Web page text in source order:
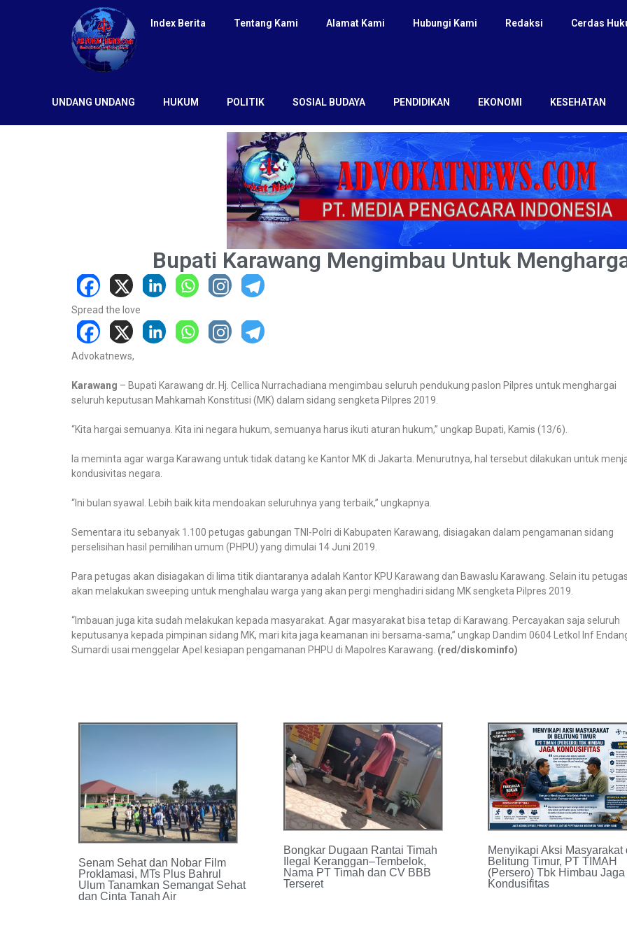
Index Berita Tentang Kami Alamat Kami Hubungi Kami Redaksi Cerdas
UNDANG UNDANG HUKUM POLITIK SOSIAL BUDAYA PENDIDIKAN EKONOMI KESEHATAN
Bupati Karawang Mengimbau Untuk
Spread the love
Advokatnews,
Karawang – Bupati Karawang dr. Hj. Cellica Nurrachadiana mengimbau seluruh pendukung paslon Pilpres untuk menghargai
seluruh keputusan Mahkamah Konstitusi (MK) dalam sidang sengketa Pilpres 2019.
“Kita hargai semuanya. Kita ini negara hukum, semuanya harus ikuti aturan hukum,” ungkap Bupati, Kamis (13/6).
Ia meminta agar warga Karawang untuk tidak datang ke Kantor MK di Jakarta. Menurutnya, hal tersebut dilakukan untuk
kondusivitas negara.
“Ini bulan syawal. Lebih baik kita mendoakan seluruhnya yang terbaik,” ungkapnya.
Sementara itu sebanyak 1.100 petugas gabungan TNI-Polri di Kabupaten Karawang, disiagakan dalam pengamanan sidang
perselisihan hasil pemilihan umum (PHPU) yang dimulai 14 Juni 2019.
Para petugas akan disiagakan di lima titik diantaranya adalah Kantor KPU Karawang dan Bawaslu Karawang. Selain itu petugas
akan melakukan sweeping untuk menghalau warga yang akan pergi menghadiri sidang MK sengketa Pilpres 2019.
“Imbauan juga kita sudah melakukan kepada masyarakat. Agar masyarakat bisa tetap di Karawang. Percayakan saja seluruh
keputusanya kepada pimpinan sidang MK, mari kita jaga keamanan ini bersama-sama,” ungkap Dandim 0604 Letkol Inf
Sumardi usai menggelar Apel kesiapan pengamanan PHPU di Mapolres Karawang. (red/diskominfo)
Senam Sehat dan Nobar Film
Proklamasi, MTs Plus Bahrul
Ulum Tanamkan Semangat Sehat
dan Cinta Tanah Air
Bongkar Dugaan Rantai Timah
Ilegal Keranggan–Tembelok,
Nama PT Timah dan CV BBB
Terseret
Menyikapi Aksi Masyarakat
Belitung Timur, PT TIMAH
(Persero) Tbk Himbau Jaga
Kondusifitas